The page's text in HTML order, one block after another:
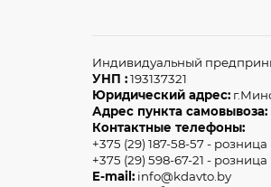
Индивидуальный
УНП :193137321
Юридический адрес:
Адрес пункта самовывоза:
Контактные телефоны:
+375 (29) 187-58-57 -
+375 (29) 598-67-21 - розница
E-mail: info@kdavto.by